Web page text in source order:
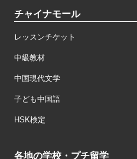
チャイナモール
レッスンチケット
中級教材
中国現代文学
子ども中国語
HSK検定
各地の学校・プチ留学